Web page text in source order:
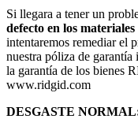
Si llegara a tener un
defecto en los
intentaremos remediar el
nuestra póliza de
la garantía de los bienes
www.ridgid.com
DESGASTE